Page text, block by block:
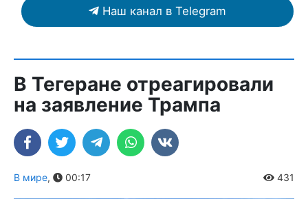
Наш канал в Telegram
В Тегеране отреагировали
на заявление Трампа
В мире, 00:17 431